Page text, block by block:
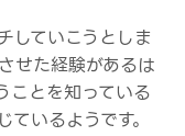
していこうとしま
せた経験があるは
ことを知っている
いるようです。